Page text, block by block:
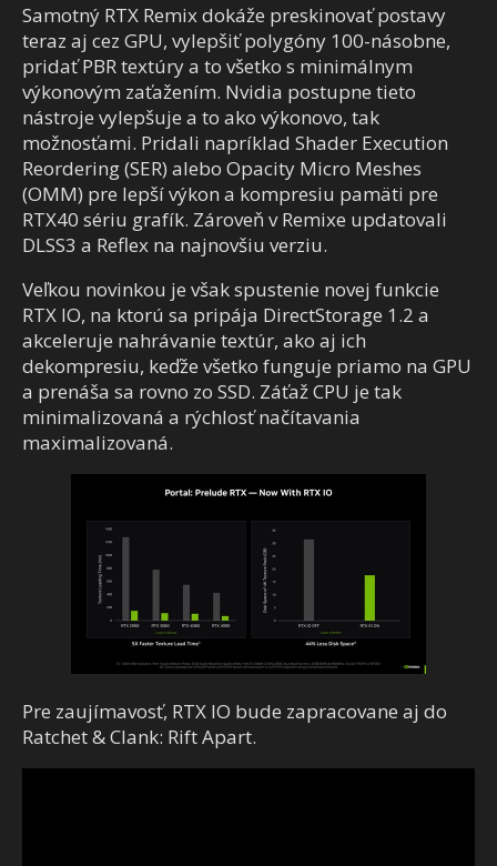
Samotný RTX Remix dokáže preskinovať postavy
teraz aj cez GPU, vylepšiť polygóny 100-násobne,
pridať PBR textúry a to všetko s minimálnym
výkonovým zaťažením. Nvidia postupne tieto
nástroje vylepšuje a to ako výkonovo, tak
možnosťami. Pridali napríklad Shader Execution
Reordering (SER) alebo Opacity Micro Meshes
(OMM) pre lepší výkon a kompresiu pamäti pre
RTX40 sériu grafík. Zároveň v Remixe updatovali
DLSS3 a Reflex na najnovšiu verziu.
Veľkou novinkou je však spustenie novej funkcie
RTX IO, na ktorú sa pripája DirectStorage 1.2 a
akceleruje nahrávanie textúr, ako aj ich
dekompresiu, keďže všetko funguje priamo na GPU
a prenáša sa rovno zo SSD. Záťaž CPU je tak
minimalizovaná a rýchlosť načítavania
maximalizovaná.
Pre zaujímavosť, RTX IO bude zapracovane aj do
Ratchet & Clank: Rift Apart.